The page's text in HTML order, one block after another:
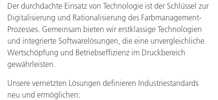
Der durchdachte Einsatz von Technologie ist der Schlüssel zur
Digitalisierung und Rationalisierung des Farbmanagement-
Prozesses. Gemeinsam bieten wir erstklassige Technologien
und integrierte Softwarelösungen, die eine unvergleichliche
Wertschöpfung und Betriebseffizienz im Druckbereich
gewährleisten.
Unsere vernetzten Lösungen definieren Industriestandards
neu und ermöglichen: